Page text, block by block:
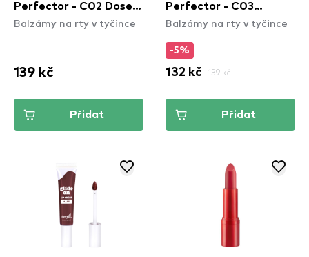
Perfector - C02 Dose
Of Confidence
Balzámy na rty v tyčince
139 kč
Přidat
Perfector - C03
Peachspiration
Balzámy na rty v tyčince
-5%
132 kč 139 kč
Přidat